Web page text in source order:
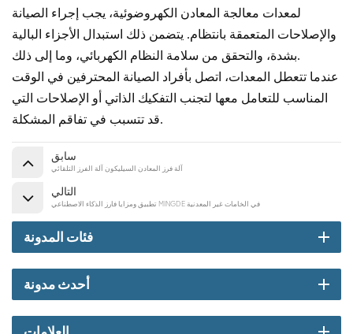
لمعدات معالجة المعادن الكهروضوئية، يجب إجراء الصيانة
والإصلاحات المتعمقة بانتظام. يتضمن ذلك استبدال الأجزاء البالية
بشدة، والتحقق من سلامة النظام الكهربائي، وما إلى ذلك.
عندما تتعطل المعدات، اتصل بأفراد الصيانة المحترفين في الوقت
المناسب للتعامل معها لتجنب التفكيك الذاتي أو الإصلاحات التي
قد تتسبب في تفاقم المشكلة.
سابق
آلة فرز المعادن السيليكون آلة الفرز التلقائي
التالي
تطبيق ومزايا فارز الذكاء الاصطناعي MINGDE في الخامات غير المعدنية
فئات المدونة
أحدث مدونة